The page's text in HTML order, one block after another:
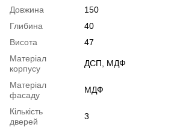
Довжина
150
Глибина
40
Висота
47
Матеріал
корпусу
ДСП, МДФ
Матеріал
фасаду
МДФ
Кількість
дверей
3